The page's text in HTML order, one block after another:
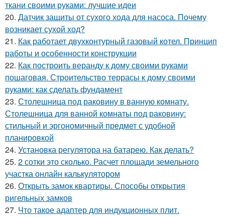
ткани своими руками: лучшие идеи
20. Датчик защиты от сухого хода для насоса. Почему
возникает сухой ход?
21. Как работает двухконтурный газовый котел. Принцип
работы и особенности конструкции
22. Как построить веранду к дому своими руками
пошаговая. Строительство террасы к дому своими
руками: как сделать фундамент
23. Столешница под раковину в ванную комнату.
Столешница для ванной комнаты под раковину:
стильный и эргономичный предмет с удобной
планировкой
24. Установка регулятора на батарею. Как делать?
25. 2 сотки это сколько. Расчет площади земельного
участка онлайн калькулятором
26. Открыть замок квартиры. Способы открытия
ригельных замков
27. Что такое адаптер для индукционных плит.